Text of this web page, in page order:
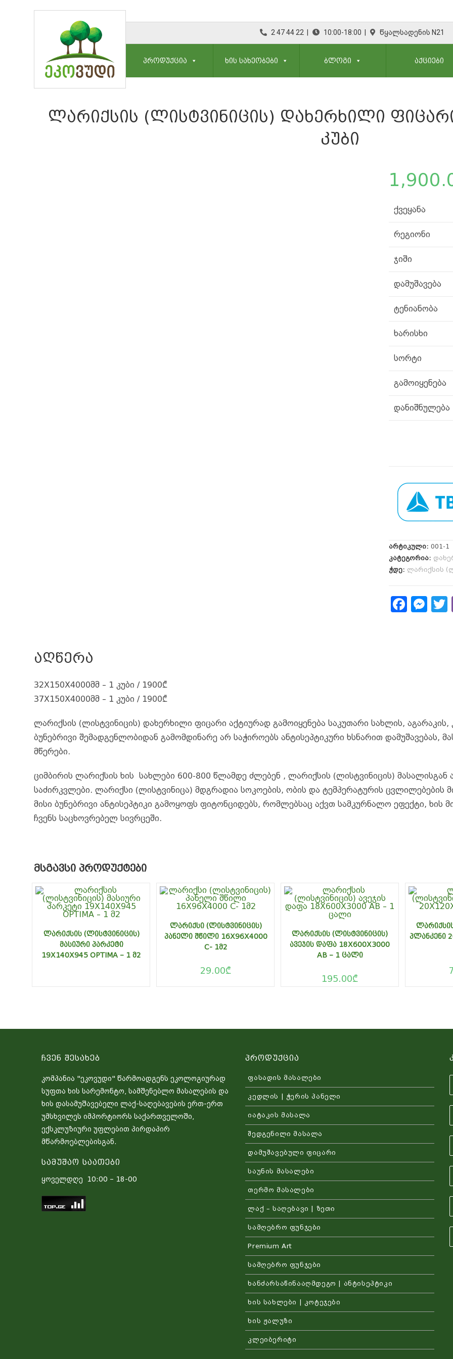
2 47 44 22 | 10:00-18:00 | წყალსადენის N21
ᲞᲠᲝᲓᲣᲥᲪᲘᲐ ᲮᲘᲡ ᲡᲐᲮᲔᲝᲑᲔᲑᲘ ᲑᲚᲝᲒᲘ ᲐᲥᲪᲘᲔᲑᲘ
ᲚᲐᲠᲘᲥᲡᲘᲡ (ᲚᲘᲡᲢᲕᲘᲜᲘᲪᲘᲡ) ᲓᲐᲮᲔᲠᲮᲘᲚᲘ ᲤᲘᲪᲐᲠᲘ
ᲙᲣᲑᲘ
ქვეყანა
რეგიონი
ჯიში
დამუშავება
ტენიანობა
ხარისხი
სორტი
გამოიყენება
დანიშნულება
არტიკული: 001-1
კატეგორია:
ჭდე: ლარიქსის
F
k
M
e
r
ᲐᲦᲬᲔᲠᲐ
32X150X4000მმ – 1 კუბი / 1900₾
37X150X4000მმ – 1 კუბი / 1900₾
ლარიქსის (ლისტვინიცის) დახერხილი ფიცარი აქტიურად გამოიყენება საკუთარი სახლის,
ბუნებრივი შემადგენლობიდან გამომდინარე არ საჭიროებს ანტისეპტიკური ხსნარით დამუშავებას,
მწერები.
ციმბირის ლარიქსის ხის სახლები 600-800 წლამდე ძლებენ , ლარიქსის (ლისტვინიცის) მასალისგან
საძირკვლები. ლარიქსი (ლისტვინიცა) მდგრადია სოკოების, ობის და ტემპერატურის ცვლილებების
მისი ბუნებრივი ანტისეპტიკი გამოყოფს ფიტონციდებს, რომლებსაც აქვთ სამკურნალო ეფექტი, ხის
ჩვენს საცხოვრებელ სივრცეში.
ᲛᲡᲒᲐᲕᲡᲘ ᲞᲠᲝᲓᲣᲥᲢᲔᲑᲘ
ᲚᲐᲠᲘᲥᲡᲘᲡ (ᲚᲘᲡᲢᲕᲘᲜᲘᲪᲘᲡ)
ᲛᲐᲡᲘᲣᲠᲘ ᲞᲐᲠᲙᲔᲢᲘ
19X140X945 OPTIMA – 1 Მ2
ᲚᲐᲠᲘᲥᲡᲘ (ᲚᲘᲡᲢᲕᲘᲜᲘᲪᲘᲡ)
ᲞᲐᲜᲔᲚᲘ ᲨᲬᲘᲚᲘ 16X96X4000
C- 1Მ2
29.00₾
ᲚᲐᲠᲘᲥᲡᲘᲡ (ᲚᲘᲡᲢᲕᲘᲜᲘᲪᲘᲡ)
ᲐᲕᲔᲯᲘᲡ ᲓᲐᲤᲐ 18X600X3000
AB – 1 ᲪᲐᲚᲘ
195.00₾
ᲞᲚᲐᲜᲙᲔᲜᲘ
Ჩვენ Შესახებ
კომპანია "ეკოვუდი" წარმოადგენს ეკოლოგიურად
სუფთა ხის სარემონტო, სამშენებლო მასალების და
ხის დასამუშავებელი ლაქ-საღებავების ერთ-ერთ
უმსხვილეს იმპორტიორს საქართველოში,
ექსკლუზიური უფლებით პირდაპირ
მწარმოებლებისგან.
Სამუშაო Საათები
ყოველდღე 10:00 – 18-00
Პროდუქცია
ფასადის მასალები
კედლის | ჭერის პანელი
იატაკის მასალა
შედგენილი მასალა
დამუშავებული ფიცარი
საუნის მასალები
თერმო მასალები
ლაქ – საღებავი | ზეთი
სამღებრო ფუნჯები
Premium Art
სამღებრო ფუნჯები
ხანძარსაწინააღმდეგო | ანტისეპტიკი
ხის სახლები | კოტეჯები
ხის ჟალუზი
კლეიბერიტი